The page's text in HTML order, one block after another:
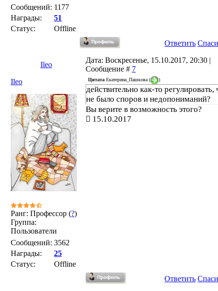
Сообщений: 1177
Награды:
51
Статус:
Offline
Ответить
Ileo
Дата: Воскресенье, 15.10.2017, 20:30 |
Сообщение # 7
Ileo
Ранг: Профессор (?)
Группа:
Пользователи
Сообщений: 3562
Награды:
25
Статус:
Offline
Цитата Екатерина_Пашкова ( )
действительно как-то регулировать,
не было споров и недопониманий?
Вы верите в возможность этого?
15.10.2017
Ответить